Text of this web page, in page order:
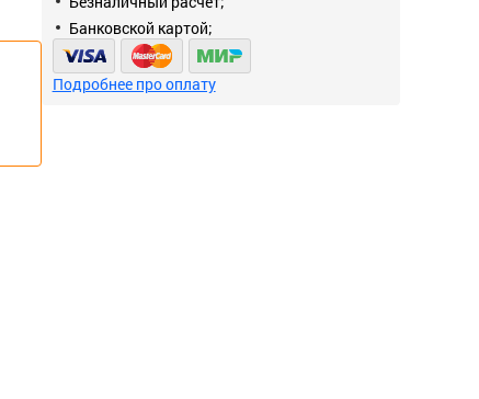
Банковской картой;
Подробнее про оплату